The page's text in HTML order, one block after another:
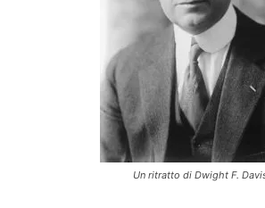
Un ritratto di Dwight F.